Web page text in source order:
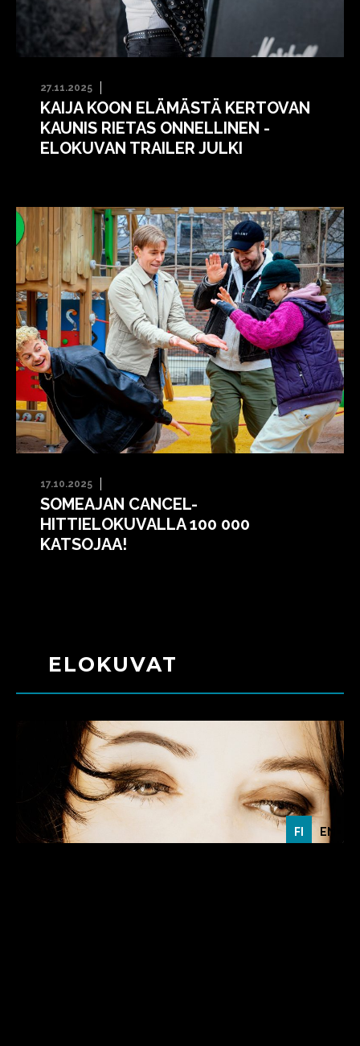
27.11.2025
KAIJA KOON ELÄMÄSTÄ KERTOVAN
KAUNIS RIETAS ONNELLINEN -
ELOKUVAN TRAILER JULKI
17.10.2025
SOMEAJAN CANCEL-
HITTIELOKUVALLA 100 000
KATSOJAA!
ELOKUVAT
FI EN